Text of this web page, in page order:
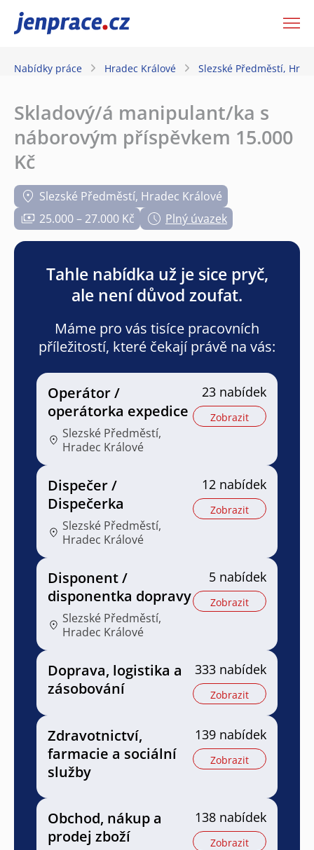
JenPráce.cz
Nabídky práce Hradec Králové Slezské Předměstí,
Skladový/á manipulant/ka s
náborovým příspěvkem 15.000
Kč
Slezské Předměstí, Hradec Králové
25.000 – 27.000 Kč
Plný úvazek
Tahle nabídka už je sice pryč,
ale není důvod zoufat.
Máme pro vás tisíce pracovních
příležitostí, které čekají právě na vás:
Operátor /
operátorka expedice
Slezské Předměstí,
Hradec Králové
23 nabídek
Zobrazit
Dispečer /
Dispečerka
Slezské Předměstí,
Hradec Králové
12 nabídek
Zobrazit
Disponent /
disponentka dopravy
Slezské Předměstí,
Hradec Králové
5 nabídek
Zobrazit
Doprava, logistika a
zásobování
333 nabídek
Zobrazit
Zdravotnictví,
farmacie a sociální
služby
139 nabídek
Zobrazit
Obchod, nákup a
prodej zboží
138 nabídek
Zobrazit